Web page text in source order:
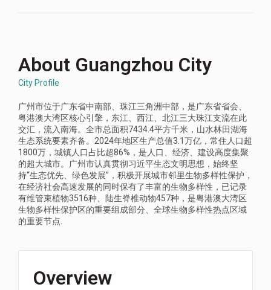
About Guangzhou City
City Profile
广州市位于广东省中南部、珠江三角洲中部，是广东省省会、
粤港澳大湾区核心引擎，东江、西江、北江三大珠江支流在此
交汇，流入南海。全市总面积7434.4平方千米，山水林田湖海
生态系统要素齐备。2024年地区生产总值3.1万亿，常住人口超
1800万，城镇人口占比超86%，是人口、经济、建设高度集聚
的超大城市。广州市认真贯彻习近平生态文明思想，始终坚
持“生态优先、绿色发展”，积极开展城市邻里生物多样性保护，
在经济社会高速发展的同时保有了丰富的生物多样性，已记录
有维管束植物3516种、陆生脊椎动物457种，是粤港澳大湾区
生物多样性保护区的重要组成部分、全球生物多样性热点区域
的重要节点.
Overview